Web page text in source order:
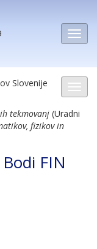
Slovenije
tekmovanj (Uradni
fizikov in
FIN